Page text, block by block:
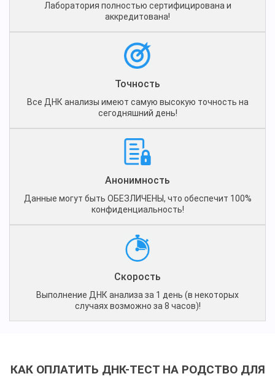
Лаборатория полностью сертифицирована и
аккредитована!
Точность
Все ДНК анализы имеют самую высокую точность на
сегодняшний день!
Анонимность
Данные могут быть ОБЕЗЛИЧЕНЫ, что обеспечит 100%
конфиденциальность!
Скорость
Выполнение ДНК анализа за 1 день (в некоторых
случаях возможно за 8 часов)!
КАК ОПЛАТИТЬ ДНК-ТЕСТ НА РОДСТВО ДЛЯ